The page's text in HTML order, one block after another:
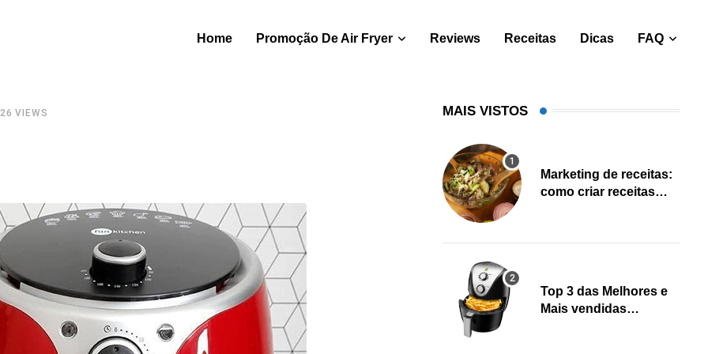
Home Promoção De Air Fryer Reviews Receitas Dicas FAQ
VIEWS MAIS VISTOS
Marketing de receitas:
como criar receitas
Top 3 das Melhores e
Mais vendidas